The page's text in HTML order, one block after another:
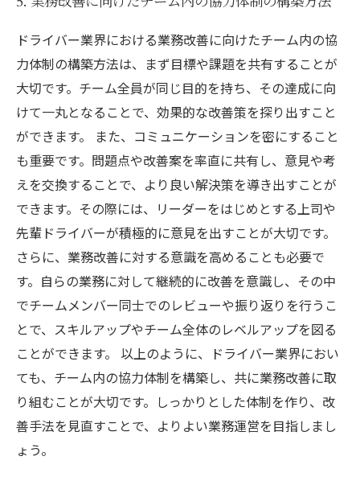
ドライバー業界における業務改善に向けたチーム内の協
力体制の構築方法は、まず目標や課題を共有することが
大切です。チーム全員が同じ目的を持ち、その達成に向
けて一丸となることで、効果的な改善策を探り出すこと
ができます。 また、コミュニケーションを密にすること
も重要です。問題点や改善案を率直に共有し、意見や考
えを交換することで、より良い解決策を導き出すことが
できます。その際には、リーダーをはじめとする上司や
先輩ドライバーが積極的に意見を出すことが大切です。
さらに、業務改善に対する意識を高めることも必要で
す。自らの業務に対して継続的に改善を意識し、その中
でチームメンバー同士でのレビューや振り返りを行うこ
とで、スキルアップやチーム全体のレベルアップを図る
ことができます。 以上のように、ドライバー業界におい
ても、チーム内の協力体制を構築し、共に業務改善に取
り組むことが大切です。しっかりとした体制を作り、改
善手法を見直すことで、よりよい業務運営を目指しまし
ょう。